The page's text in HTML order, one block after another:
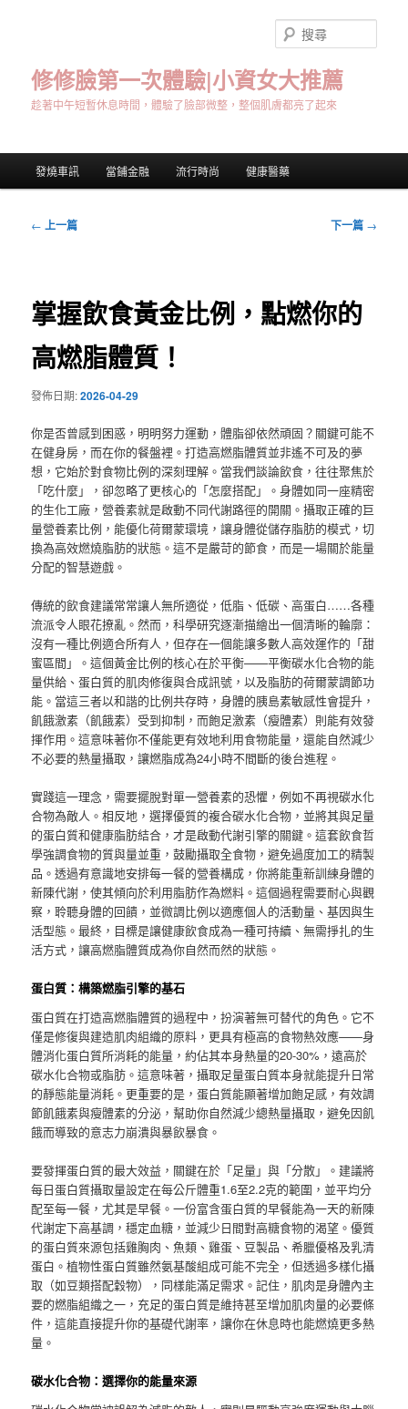
修修臉第一次體驗|小資女大推薦
趁著中午短暫休息時間，體驗了臉部微整，整個肌膚都亮了起來
尋
發燒車訊 當鋪金融 流行時尚 健康醫藥
文
← 上一篇 下一篇 →
掌握飲食黃金比例，點燃你的
高燃脂體質！
發佈日期:2026-04-29
你是否曾感到困惑，明明努力運動，體脂卻依然頑固？關鍵可能不
在健身房，而在你的餐盤裡。打造高燃脂體質並非遙不可及的夢
想，它始於對食物比例的深刻理解。當我們談論飲食，往往聚焦於
「吃什麼」，卻忽略了更核心的「怎麼搭配」。身體如同一座精密
的生化工廠，營養素就是啟動不同代謝路徑的開關。攝取正確的巨
量營養素比例，能優化荷爾蒙環境，讓身體從儲存脂肪的模式，切
換為高效燃燒脂肪的狀態。這不是嚴苛的節食，而是一場關於能量
分配的智慧遊戲。
傳統的飲食建議常常讓人無所適從，低脂、低碳、高蛋白……各種
流派令人眼花撩亂。然而，科學研究逐漸描繪出一個清晰的輪廓：
沒有一種比例適合所有人，但存在一個能讓多數人高效運作的「甜
蜜區間」。這個黃金比例的核心在於平衡——平衡碳水化合物的能
量供給、蛋白質的肌肉修復與合成訊號，以及脂肪的荷爾蒙調節功
能。當這三者以和諧的比例共存時，身體的胰島素敏感性會提升，
飢餓激素（飢餓素）受到抑制，而飽足激素（瘦體素）則能有效發
揮作用。這意味著你不僅能更有效地利用食物能量，還能自然減少
不必要的熱量攝取，讓燃脂成為24小時不間斷的後台進程。
實踐這一理念，需要擺脫對單一營養素的恐懼，例如不再視碳水化
合物為敵人。相反地，選擇優質的複合碳水化合物，並將其與足量
的蛋白質和健康脂肪結合，才是啟動代謝引擎的關鍵。這套飲食哲
學強調食物的質與量並重，鼓勵攝取全食物，避免過度加工的精製
品。透過有意識地安排每一餐的營養構成，你將能重新訓練身體的
新陳代謝，使其傾向於利用脂肪作為燃料。這個過程需要耐心與觀
察，聆聽身體的回饋，並微調比例以適應個人的活動量、基因與生
活型態。最終，目標是讓健康飲食成為一種可持續、無需掙扎的生
活方式，讓高燃脂體質成為你自然而然的狀態。
蛋白質：構築燃脂引擎的基石
蛋白質在打造高燃脂體質的過程中，扮演著無可替代的角色。它不
僅是修復與建造肌肉組織的原料，更具有極高的食物熱效應——身
體消化蛋白質所消耗的能量，約佔其本身熱量的20-30%，遠高於
碳水化合物或脂肪。這意味著，攝取足量蛋白質本身就能提升日常
的靜態能量消耗。更重要的是，蛋白質能顯著增加飽足感，有效調
節飢餓素與瘦體素的分泌，幫助你自然減少總熱量攝取，避免因飢
餓而導致的意志力崩潰與暴飲暴食。
要發揮蛋白質的最大效益，關鍵在於「足量」與「分散」。建議將
每日蛋白質攝取量設定在每公斤體重1.6至2.2克的範圍，並平均分
配至每一餐，尤其是早餐。一份富含蛋白質的早餐能為一天的新陳
代謝定下高基調，穩定血糖，並減少日間對高糖食物的渴望。優質
的蛋白質來源包括雞胸肉、魚類、雞蛋、豆製品、希臘優格及乳清
蛋白。植物性蛋白質雖然氨基酸組成可能不完全，但透過多樣化攝
取（如豆類搭配穀物），同樣能滿足需求。記住，肌肉是身體內主
要的燃脂組織之一，充足的蛋白質是維持甚至增加肌肉量的必要條
件，這能直接提升你的基礎代謝率，讓你在休息時也能燃燒更多熱
量。
碳水化合物：選擇你的能量來源